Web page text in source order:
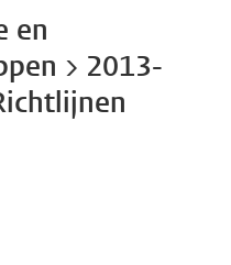
en
> 2013-